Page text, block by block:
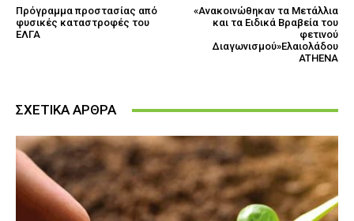
Πρόγραμμα προστασίας από
φυσικές καταστροφές του
ΕΛΓΑ
«Ανακοινώθηκαν τα Μετάλλια
και τα Ειδικά Βραβεία του
φετινού
Διαγωνισμού»Ελαιολάδου
ATHENA
ΣΧΕΤΙΚΑ ΑΡΘΡΑ